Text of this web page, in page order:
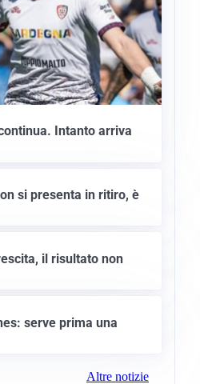
Intanto arriva
si presenta in ritiro, è
il risultato non
serve prima una
Altre notizie